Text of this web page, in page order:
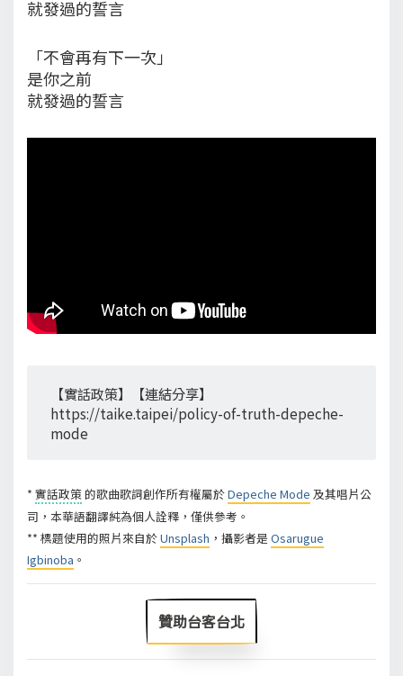
就發過的誓言
「不會再有下一次」
是你之前
就發過的誓言
【實話政策】【連結分享】
https://taike.taipei/policy-of-truth-depeche-
mode
* 實話政策的歌曲歌詞創作所有權屬於Depeche Mode 及其唱片公
司，本華語翻譯純為個人詮釋，僅供參考。
** 標題使用的照片來自於Unsplash ，攝影者是 Osarugue
Igbinoba 。
贊助台客台北